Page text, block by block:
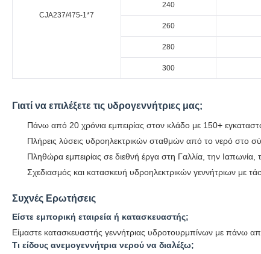
CJA237/475-1*7
240
260
280
300
Γιατί να επιλέξετε τις υδρογεννήτριες μας;
Πάνω από 20 χρόνια εμπειρίας στον κλάδο με 150+
Πλήρεις λύσεις υδροηλεκτρικών σταθμών από το νερό στο
Πληθώρα εμπειρίας σε διεθνή έργα στη Γαλλία, την Ιαπωνία,
Σχεδιασμός και κατασκευή υδροηλεκτρικών γεννήτριων με
Συχνές Ερωτήσεις
Είστε εμπορική εταιρεία ή κατασκευαστής;
Είμαστε κατασκευαστής γεννήτριας υδροτουρμπίνων με πάνω
Τι είδους ανεμογεννήτρια νερού να διαλέξω;